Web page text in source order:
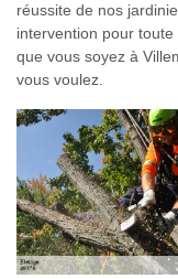
réussite de nos
intervention pour
que vous soyez à
vous voulez.